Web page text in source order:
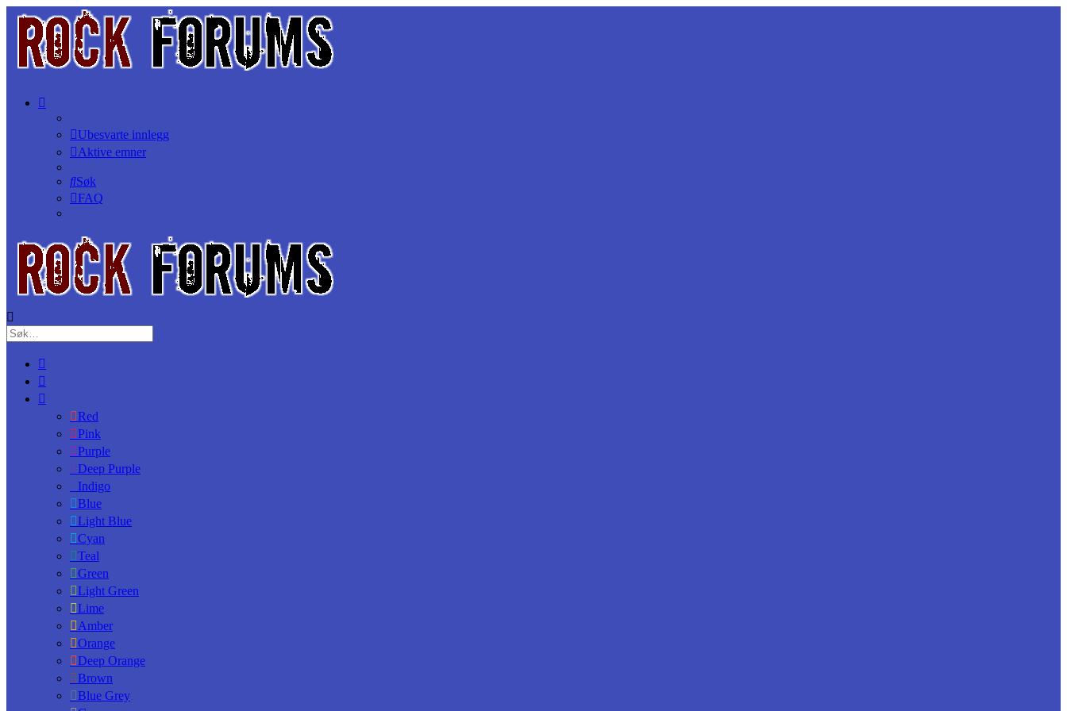
Ubesvarte innlegg
Aktive emner
Søk
FAQ
Red
Pink
Purple
Deep Purple
Indigo
Blue
Light Blue
Cyan
Teal
Green
Light Green
Lime
Amber
Orange
Deep Orange
Brown
Blue Grey